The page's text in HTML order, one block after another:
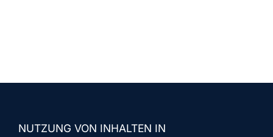
NUTZUNG VON INHALTEN IN